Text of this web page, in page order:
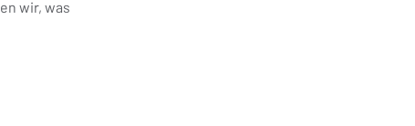
wir, was